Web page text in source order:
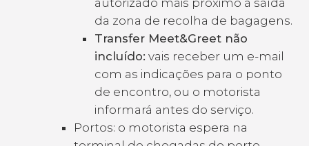
da zona de recolha de bagagens.
Transfer Meet&Greet não
incluído: vais receber um e-mail
com as indicações para o ponto
de encontro, ou o motorista
informará antes do serviço.
Portos: o motorista espera na